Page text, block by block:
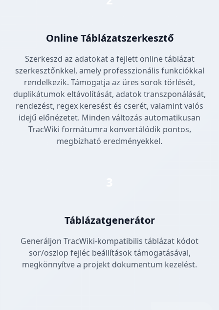
Online Táblázatszerkesztő
Szerkeszd az adatokat a fejlett online táblázat
szerkesztőnkkel, amely professzionális funkciókkal
rendelkezik. Támogatja az üres sorok törlését,
duplikátumok eltávolítását, adatok transzponálását,
rendezést, regex keresést és cserét, valamint valós
idejű előnézetet. Minden változás automatikusan
TracWiki formátumra konvertálódik pontos,
megbízható eredményekkel.
Táblázatgenerátor
Generáljon TracWiki-kompatibilis táblázat kódot
sor/oszlop fejléc beállítások támogatásával,
megkönnyítve a projekt dokumentum kezelést.